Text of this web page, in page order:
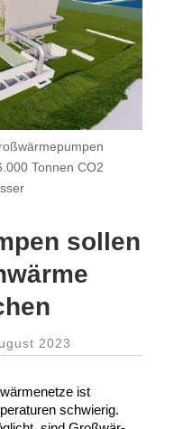
Tonnen CO2
sollen
2023
ist
schwierig.